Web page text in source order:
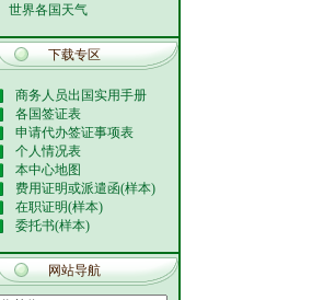
世界各国天气
下载专区
商务人员出国实用手册
各国签证表
申请代办签证事项表
个人情况表
本中心地图
费用证明或派遣函(样本)
在职证明(样本)
委托书(样本)
网站导航